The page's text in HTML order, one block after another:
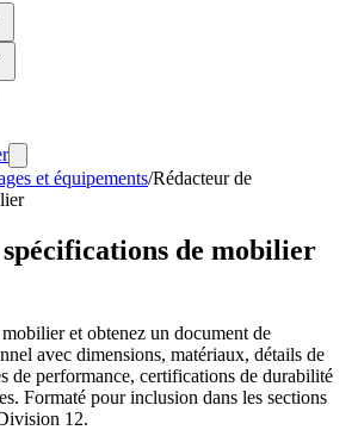
et équipements/Rédacteur de
de mobilier
et obtenez un document de
avec dimensions, matériaux, détails de
de performance, certifications de durabilité
Formaté pour inclusion dans les sections
12.